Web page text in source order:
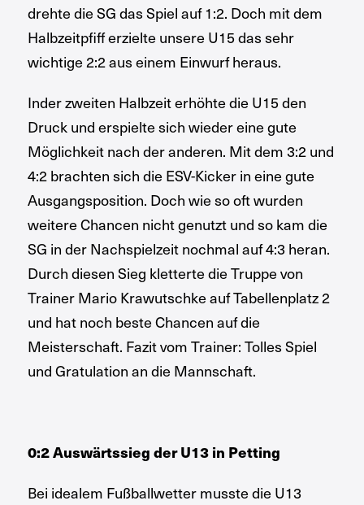
drehte die SG das Spiel auf 1:2. Doch mit dem
Halbzeitpfiff erzielte unsere U15 das sehr
wichtige 2:2 aus einem Einwurf heraus.
Inder zweiten Halbzeit erhöhte die U15 den
Druck und erspielte sich wieder eine gute
Möglichkeit nach der anderen. Mit dem 3:2 und
4:2 brachten sich die ESV-Kicker in eine gute
Ausgangsposition. Doch wie so oft wurden
weitere Chancen nicht genutzt und so kam die
SG in der Nachspielzeit nochmal auf 4:3 heran.
Durch diesen Sieg kletterte die Truppe von
Trainer Mario Krawutschke auf Tabellenplatz 2
und hat noch beste Chancen auf die
Meisterschaft. Fazit vom Trainer: Tolles Spiel
und Gratulation an die Mannschaft.
0:2 Auswärtssieg der U13 in Petting
Bei idealem Fußballwetter musste die U13